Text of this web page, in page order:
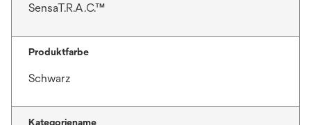
SensaT.R.A.C.™
Produktfarbe
Schwarz
Kategoriename